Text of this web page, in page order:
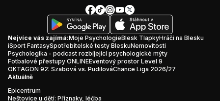
Nejvíce vás zajímá:Moje PsychologieBlesk TlapkyHráči na Blesku
iSport FantasySpotřebitelské testy BleskuNemovitosti
Psychologika - podcast rozbíjející psychologické mýty
Fotbalové přestupy ONLINEEventový prostor Level 9
OKTAGON 92: Szabová vs. PudilováChance Liga 2026/27
Aktuálně
Epicentrum
Neštovice u dětí: Příznaky, léčba